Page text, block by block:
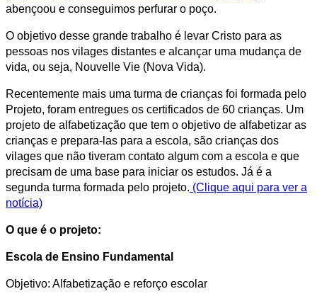
abençoou e conseguimos perfurar o poço.
O objetivo desse grande trabalho é levar Cristo para as
pessoas nos vilages distantes e alcançar uma mudança de
vida, ou seja, Nouvelle Vie (Nova Vida).
Recentemente mais uma turma de crianças foi formada pelo
Projeto, foram entregues os certificados de 60 crianças. Um
projeto de alfabetização que tem o objetivo de alfabetizar as
crianças e prepara-las para a escola, são crianças dos
vilages que não tiveram contato algum com a escola e que
precisam de uma base para iniciar os estudos. Já é a
segunda turma formada pelo projeto. (Clique aqui para ver a
notícia)
O que é o projeto:
Escola de Ensino Fundamental
Objetivo: Alfabetização e reforço escolar